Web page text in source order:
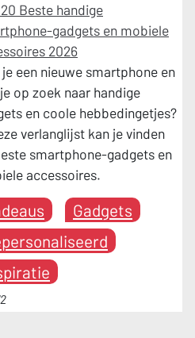
Beste handige
gadgets en mobiele
2026
een nieuwe smartphone en
op zoek naar handige
en coole hebbedingetjes?
verlanglijst kan je vinden
smartphone-gadgets en
accessoires.
Gadgets